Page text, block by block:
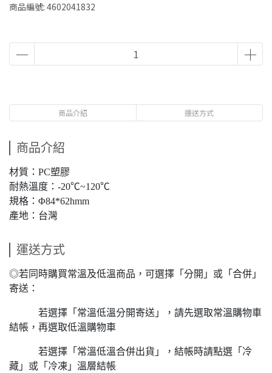
商品編號: 4602041832
商品介紹 運送方式
商品介紹
材質：PC塑膠
耐熱溫度：-20℃~120℃
規格：Φ84*62hmm
產地：台灣
運送方式
◎若同時購買常溫及低溫商品，可選擇「分開」或「合併」
寄送：
若選擇「常溫低溫分開寄送」，請先選取常溫購物車
結帳，再選取低溫購物車
若選擇「常溫低溫合併出貨」，結帳時請點選「冷
藏」或「冷凍」溫層結帳